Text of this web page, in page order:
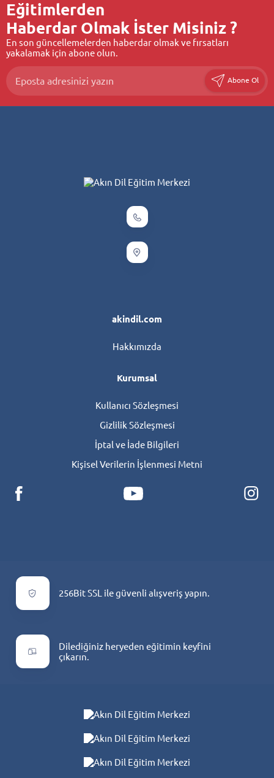
Eğitimlerden
Haberdar Olmak İster Misiniz ?
En son güncellemelerden haberdar olmak ve fırsatları
yakalamak için abone olun.
Abone Ol
akindil.com
Hakkımızda
Kurumsal
Kullanıcı Sözleşmesi
Gizlilik Sözleşmesi
İptal ve İade Bilgileri
Kişisel Verilerin İşlenmesi Metni
256Bit SSL ile güvenli alışveriş yapın.
Dilediğiniz heryeden eğitimin keyfini
çıkarın.